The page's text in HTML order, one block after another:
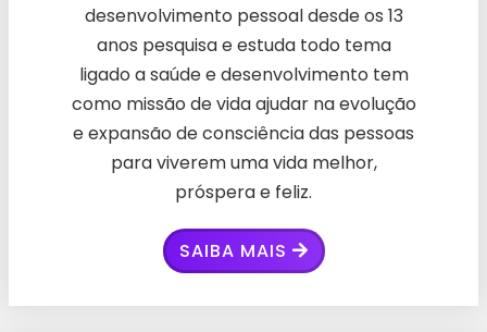
desenvolvimento pessoal desde os 13
anos pesquisa e estuda todo tema
ligado a saúde e desenvolvimento tem
como missão de vida ajudar na evolução
e expansão de consciência das pessoas
para viverem uma vida melhor,
próspera e feliz.
SAIBA MAIS